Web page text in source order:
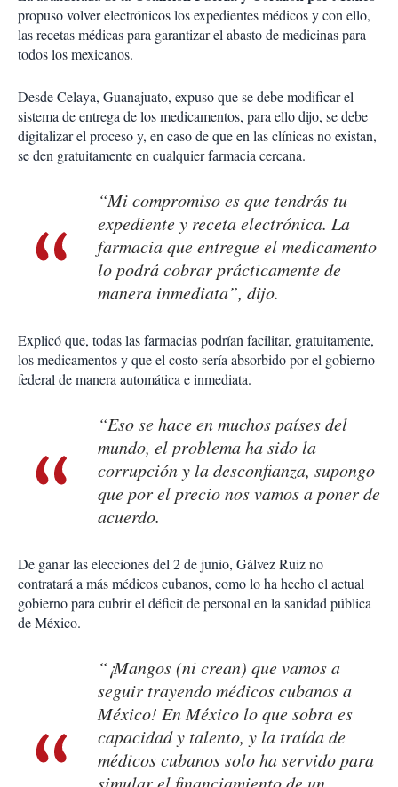
propuso volver electrónicos los expedientes médicos y con ello,
las recetas médicas para garantizar el abasto de medicinas para
todos los mexicanos.
Desde Celaya, Guanajuato, expuso que se debe modificar el
sistema de entrega de los medicamentos, para ello dijo, se debe
digitalizar el proceso y, en caso de que en las clínicas no existan,
se den gratuitamente en cualquier farmacia cercana.
“Mi compromiso es que tendrás tu
expediente y receta electrónica. La
farmacia que entregue el medicamento
lo podrá cobrar prácticamente de
manera inmediata”, dijo.
Explicó que, todas las farmacias podrían facilitar, gratuitamente,
los medicamentos y que el costo sería absorbido por el gobierno
federal de manera automática e inmediata.
“Eso se hace en muchos países del
mundo, el problema ha sido la
corrupción y la desconfianza, supongo
que por el precio nos vamos a poner de
acuerdo.
De ganar las elecciones del 2 de junio, Gálvez Ruiz no
contratará a más médicos cubanos, como lo ha hecho el actual
gobierno para cubrir el déficit de personal en la sanidad pública
de México.
“¡Mangos (ni crean) que vamos a
seguir trayendo médicos cubanos a
México! En México lo que sobra es
capacidad y talento, y la traída de
médicos cubanos solo ha servido para